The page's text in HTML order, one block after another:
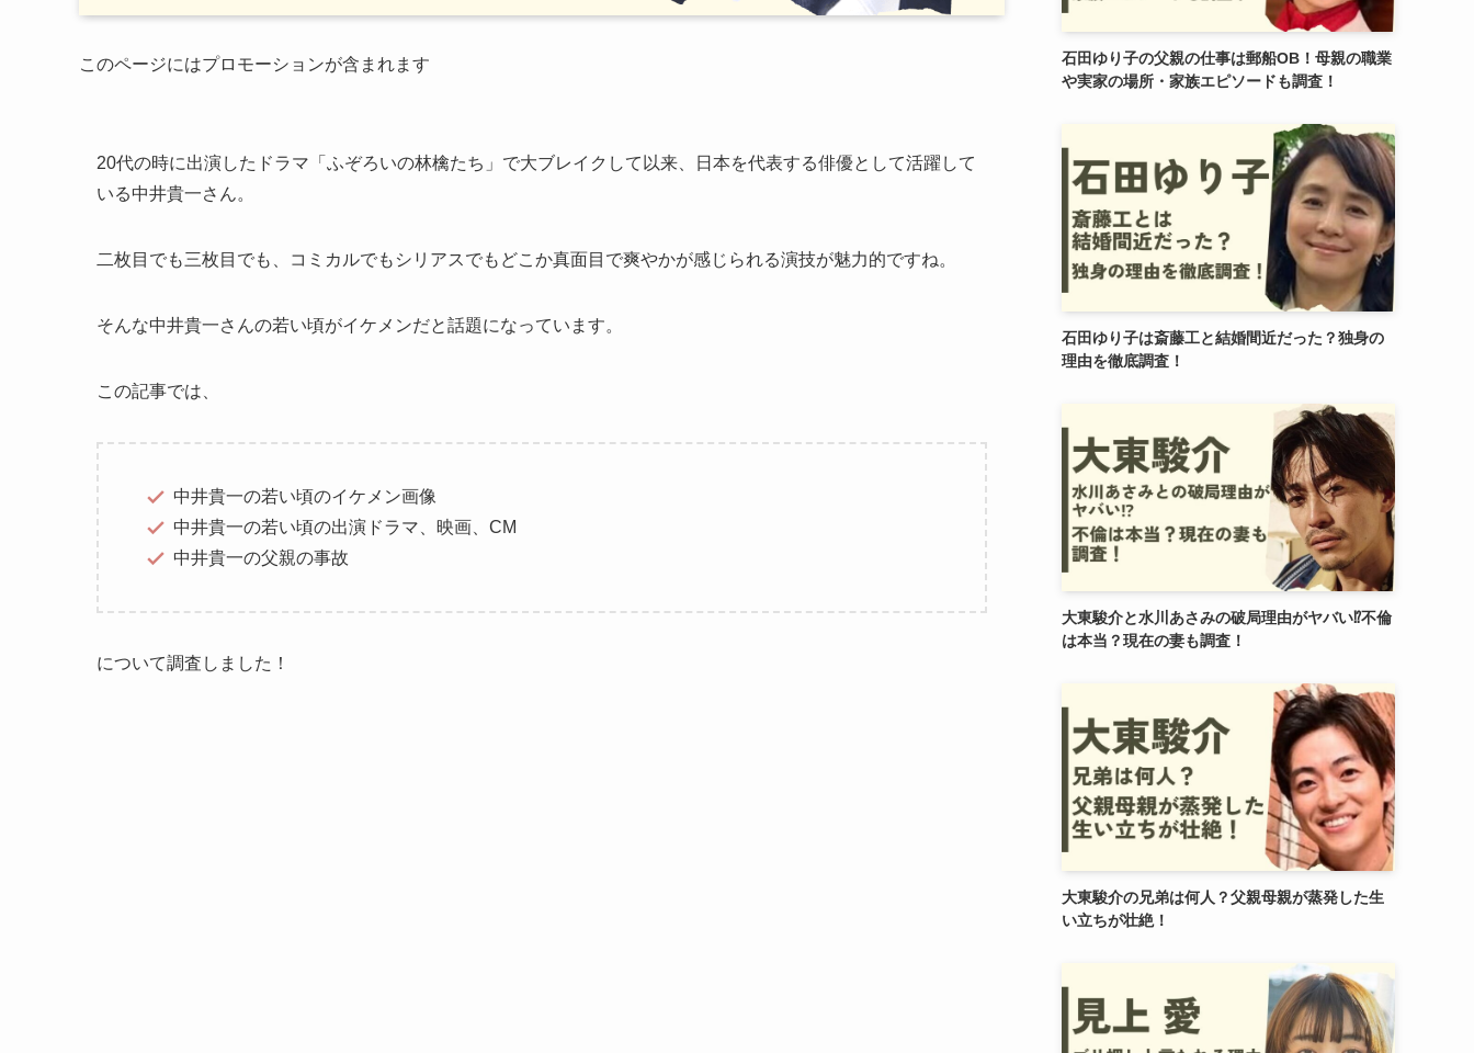
このページにはプロモーションが含まれます
20代の時に出演したドラマ「ふぞろいの林檎たち」で大ブレイクして以来、日本を代表する俳優として活躍して
いる中井貴一さん。
二枚目でも三枚目でも、コミカルでもシリアスでもどこか真面目で爽やかが感じられる演技が魅力的ですね。
そんな中井貴一さんの若い頃がイケメンだと話題になっています。
この記事では、
中井貴一の若い頃のイケメン画像
中井貴一の若い頃の出演ドラマ、映画、CM
中井貴一の父親の事故
について調査しました！
石田ゆり子の父親の仕事は郵船OB！母親の職業
や実家の場所・家族エピソードも調査！
石田ゆり子は斎藤工と結婚間近だった？独身の
理由を徹底調査！
大東駿介と水川あさみの破局理由がヤバい⁉︎不倫
は本当？現在の妻も調査！
大東駿介の兄弟は何人？父親母親が蒸発した生
い立ちが壮絶！